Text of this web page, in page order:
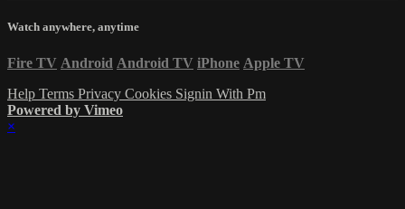
Watch anywhere, anytime
Fire TV Android Android TV iPhone Apple TV
Help Terms Privacy Cookies Signin With Pm
Powered by Vimeo
×